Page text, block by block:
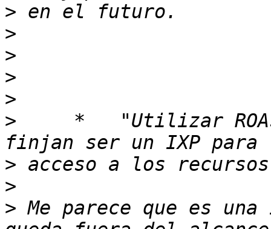
>
>
>
>
>
>
*   "Utilizar
>
>
> Me parece que es